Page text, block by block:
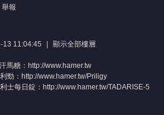
舉報
13 11:04:45
顯示全部樓層
馬糖： http://www.hamer.tw
勁： http://www.hamer.tw/Priligy
士每日錠： http://www.hamer.tw/TADARISE-5